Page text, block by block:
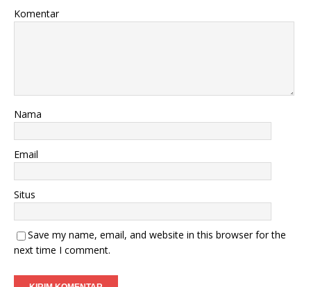
Komentar
Nama
Email
Situs
Save my name, email, and website in this browser for the
next time I comment.